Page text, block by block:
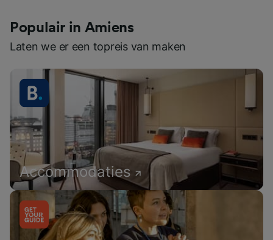
Populair in Amiens
Laten we er een topreis van maken
Accommodaties